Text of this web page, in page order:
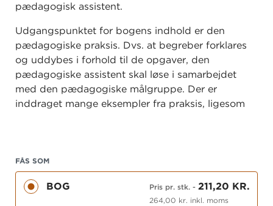
pædagogisk assistent.
Udgangspunktet for bogens indhold er den
pædagogiske praksis. Dvs. at begreber forklares
og uddybes i forhold til de opgaver, den
pædagogiske assistent skal løse i samarbejdet
med den pædagogiske målgruppe. Der er
inddraget mange eksempler fra praksis, ligesom
Bogen indeholder både klassiske og nyere teorier
på området.
FÅS SOM
BOG Pris pr. stk.- 211,20 KR.
264,00 kr. inkl. moms